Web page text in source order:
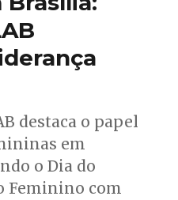
destaca o papel
em
o Dia do
Feminino com